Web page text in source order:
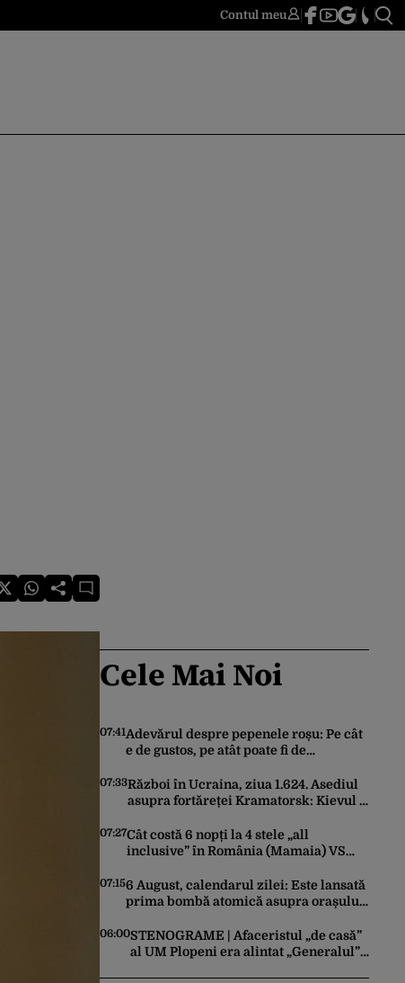
Contul meu
Cele Mai Noi
07:41Adevărul despre pepenele roșu: Pe cât
e de gustos, pe atât poate fi de
doctorul Mihail Pautov
07:33Război în Ucraina, ziua 1.624. Asediul
asupra fortăreței Kramatorsk: Kievul a
sunt la 20 de km de oraș
07:27Cât costă 6 nopți la 4 stele „all
inclusive” în România (Mamaia) VS
mai ieftin, de fapt
07:156 August, calendarul zilei: Este lansată
prima bombă atomică asupra orașului
pentru interzicerea armei nucleare
06:00STENOGRAME | Afaceristul „de casă”
al UM Plopeni era alintat „Generalul”